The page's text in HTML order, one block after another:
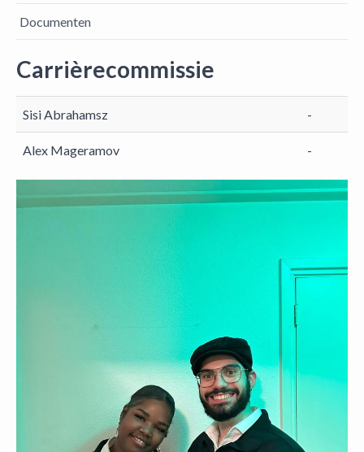
Documenten
Carrièrecommissie
Sisi Abrahamsz -
Alex Mageramov -